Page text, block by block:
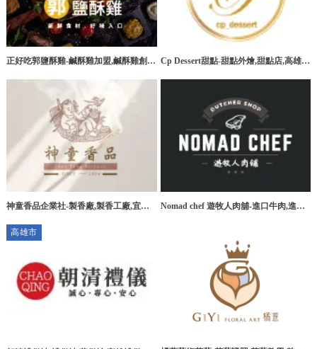
正好吃郭鹽酥雞-鹹酥雞加盟,鹹酥雞創
Cp Dessert甜點-甜點外燴,甜點店,高雄甜
神童香品企業社-製香廠,製香工廠,宜蘭
Nomad chef 遊牧人肉舖-進口牛肉,進口
高雄市